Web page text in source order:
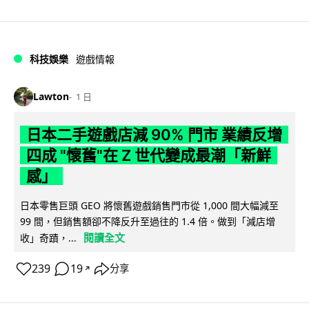
科技娛樂 遊戲情報
Lawton 1 日
日本二手遊戲店減 90% 門市 業績反增
四成 "懷舊"在 Z 世代變成最潮「新鮮
感」
日本零售巨頭 GEO 將懷舊遊戲銷售門市從 1,000 間大幅減至
99 間，但銷售額卻不降反升至過往的 1.4 倍。做到「減店增
收」奇蹟，...
閱讀全文
239 19 ↗ 分享